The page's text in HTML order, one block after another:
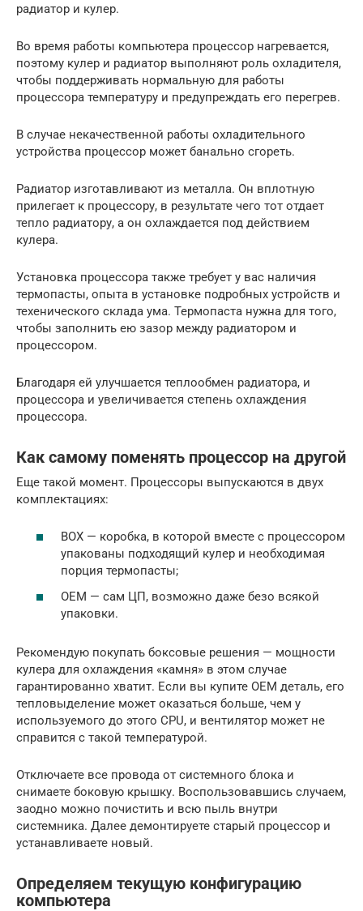
радиатор и кулер.
Во время работы компьютера процессор нагревается,
поэтому кулер и радиатор выполняют роль охладителя,
чтобы поддерживать нормальную для работы
процессора температуру и предупреждать его перегрев.
В случае некачественной работы охладительного
устройства процессор может банально сгореть.
Радиатор изготавливают из металла. Он вплотную
прилегает к процессору, в результате чего тот отдает
тепло радиатору, а он охлаждается под действием
кулера.
Установка процессора также требует у вас наличия
термопасты, опыта в установке подробных устройств и
техенического склада ума. Термопаста нужна для того,
чтобы заполнить ею зазор между радиатором и
процессором.
Благодаря ей улучшается теплообмен радиатора, и
процессора и увеличивается степень охлаждения
процессора.
Как самому поменять процессор на другой
Еще такой момент. Процессоры выпускаются в двух
комплектациях:
BOX — коробка, в которой вместе с процессором
упакованы подходящий кулер и необходимая
порция термопасты;
OEM — сам ЦП, возможно даже безо всякой
упаковки.
Рекомендую покупать боксовые решения — мощности
кулера для охлаждения «камня» в этом случае
гарантированно хватит. Если вы купите ОЕМ деталь, его
тепловыделение может оказаться больше, чем у
используемого до этого CPU, и вентилятор может не
справится с такой температурой.
Отключаете все провода от системного блока и
снимаете боковую крышку. Воспользовавшись случаем,
заодно можно почистить и всю пыль внутри
системника. Далее демонтируете старый процессор и
устанавливаете новый.
Определяем текущую конфигурацию
компьютера